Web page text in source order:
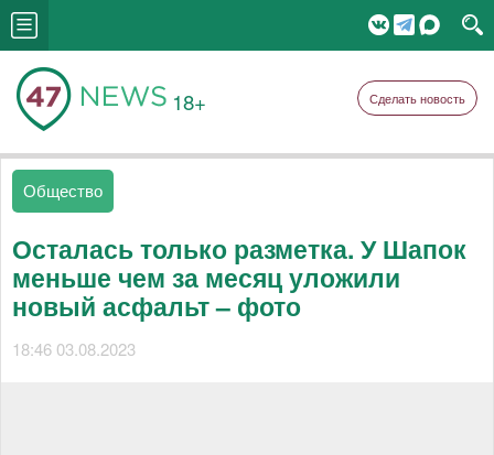
18+ Сделать новость
Общество
Осталась только разметка. У Шапок
меньше чем за месяц уложили
новый асфальт – фото
18:46 03.08.2023